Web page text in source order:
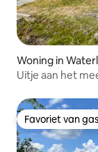
Woning in
Uitje aan het
Favoriet van
Favoriet van